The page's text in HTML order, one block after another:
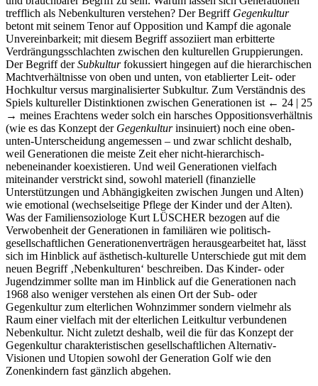
trefflich als Nebenkulturen verstehen? Der Begriff Gegenkultur
betont mit seinem Tenor auf Opposition und Kampf die agonale
Unvereinbarkeit; mit diesem Begriff assoziiert man erbitterte
Verdrängungsschlachten zwischen den kulturellen Gruppierungen.
Der Begriff derSubkulturfokussiert hingegen auf die hierarchischen
Machtverhältnisse von oben und unten, von etablierter Leit- oder
Hochkultur versus marginalisierter Subkultur. Zum Verständnis des
Spiels kultureller Distinktionen zwischen Generationen ist ← 24 | 25
→ meines Erachtens weder solch ein harsches Oppositionsverhältnis
(wie es das Konzept der Gegenkulturinsinuiert) noch eine oben-
unten-Unterscheidung angemessen – und zwar schlicht deshalb,
weil Generationen die meiste Zeit eher nicht-hierarchisch-
nebeneinander koexistieren. Und weil Generationen vielfach
miteinander verstrickt sind, sowohl materiell (finanzielle
Unterstützungen und Abhängigkeiten zwischen Jungen und Alten)
wie emotional (wechselseitige Pflege der Kinder und der Alten).
Was der Familiensoziologe Kurt LÜSCHER bezogen auf die
Verwobenheit der Generationen in familiären wie politisch-
gesellschaftlichen Generationenverträgen herausgearbeitet hat, lässt
sich im Hinblick auf ästhetisch-kulturelle Unterschiede gut mit dem
neuen Begriff ‚Nebenkulturen‘ beschreiben. Das Kinder- oder
Jugendzimmer sollte man im Hinblick auf die Generationen nach
1968 also weniger verstehen als einen Ort der Sub- oder
Gegenkultur zum elterlichen Wohnzimmer sondern vielmehr als
Raum einer vielfach mit der elterlichen Leitkultur verbundenen
Nebenkultur. Nicht zuletzt deshalb, weil die für das Konzept der
Gegenkultur charakteristischen gesellschaftlichen Alternativ-
Visionen und Utopien sowohl der Generation Golf wie den
Zonenkindern fast gänzlich abgehen.